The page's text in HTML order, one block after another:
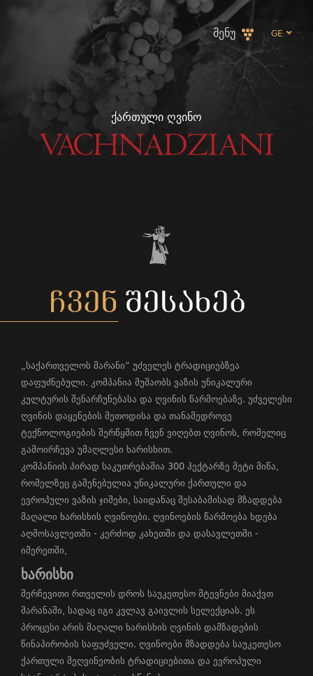
ᲛᲔᲜᲣ
GE
EN
ᲥᲐᲠᲗᲣᲚᲘ ᲦᲕᲘᲜᲝ
ჩვენ შესახებ
„საქართველოს მარანი“ უძველეს ტრადიციებზეა
დაფუძნებული. კომპანია მუშაობს ვაზის უნიკალური
კულტურის შენარჩუნებასა და ღვინის წარმოებაზე. უძველესი
ღვინის დაყენების მეთოდისა და თანამედროვე
ტექნოლოგიების შერწყმით ჩვენ ვიღებთ ღვინოს, რომელიც
გამოირჩევა უმაღლესი ხარისხით.
კომპანიის პირად საკუთრებაშია 300 ჰექტარზე მეტი მიწა,
რომელზეც გაშენებულია უნიკალური ქართული და
ევროპული ვაზის ჯიშები, საიდანაც შესაბამისად მზადდება
მაღალი ხარისხის ღვინოები. ღვინოების წარმოება ხდება
აღმოსავლეთში - კერძოდ კახეთში და დასავლეთში -
იმერეთში,
ხარისხი
შერჩევითი რთველის დროს საუკეთესო მტევნები მიაქვთ
მარანაში, სადაც იგი კვლავ გაივლის სელექციას. ეს
პროცესი არის მაღალი ხარისხის ღვინის დამზადების
წინაპირობის საფუძველი. ღვინოები მზადდება საუკეთესო
ქართული მეღვინეობის ტრადიციებითა და ევროპული